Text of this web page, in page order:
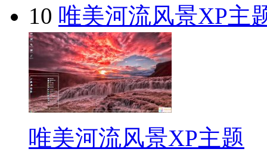
10 唯美河流风景XP主
唯美河流风景XP主题